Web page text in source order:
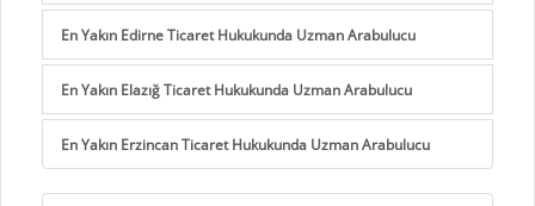
En Yakın Edirne Ticaret Hukukunda Uzman Arabulucu
En Yakın Elazığ Ticaret Hukukunda Uzman Arabulucu
En Yakın Erzincan Ticaret Hukukunda Uzman Arabulucu